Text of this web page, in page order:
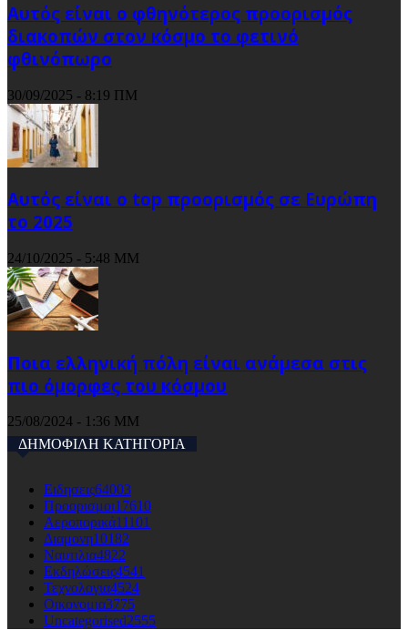
Αυτός είναι ο φθηνότερος προορισμός
διακοπών στον κόσμο το φετινό
φθινόπωρο
30/09/2025 - 8:19 ΠΜ
Αυτός είναι ο top προορισμός σε Ευρώπη
το 2025
24/10/2025 - 5:48 ΜΜ
Ποια ελληνική πόλη είναι ανάμεσα στις
πιο όμορφες του κόσμου
25/08/2024 - 1:36 ΜΜ
ΔΗΜΟΦΙΛΗ ΚΑΤΗΓΟΡΙΑ
Ειδησεις64003
Προορισμοι17610
Αεροπορικά11101
Διαμονη10182
Ναυτιλια4822
Εκδηλώσεις4541
Τεχνολογια4524
Οικονομια3775
Uncategorised2555